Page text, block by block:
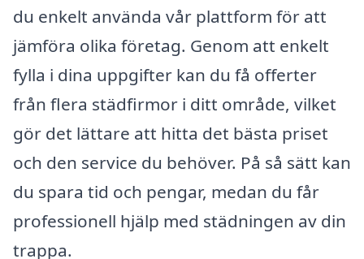
du enkelt använda vår plattform för att
jämföra olika företag. Genom att enkelt
fylla i dina uppgifter kan du få offerter
från flera städfirmor i ditt område, vilket
gör det lättare att hitta det bästa priset
och den service du behöver. På så sätt kan
du spara tid och pengar, medan du får
professionell hjälp med städningen av din
trappa.